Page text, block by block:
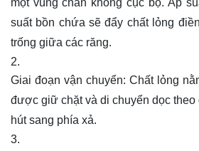
một vùng chân không cục bộ. Áp
suất bồn chứa sẽ đẩy chất lỏng
trống giữa các răng.
Giai đoạn vận chuyển: Chất lỏng
được giữ chặt và di chuyển dọc
hút sang phía xả.